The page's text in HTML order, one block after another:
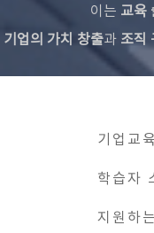
이는 교육
기업의 가치 창출과 조직
기업교
학습자
지원하